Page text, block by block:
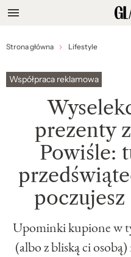
Strona główna Lifestyle
Współpraca reklamowa
prezenty
Powiśle:
Upominki kupione w
(albo z bliską ci